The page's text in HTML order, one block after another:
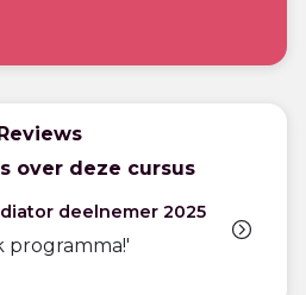
over deze cursus
deelnemer 2025
programma!'